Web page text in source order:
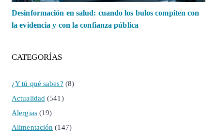
Desinformación en salud: cuando los bulos compiten con
la evidencia y con la confianza pública
CATEGORÍAS
¿Y tú qué sabes? (8)
Actualidad (541)
Alergias(19)
Alimentación (147)